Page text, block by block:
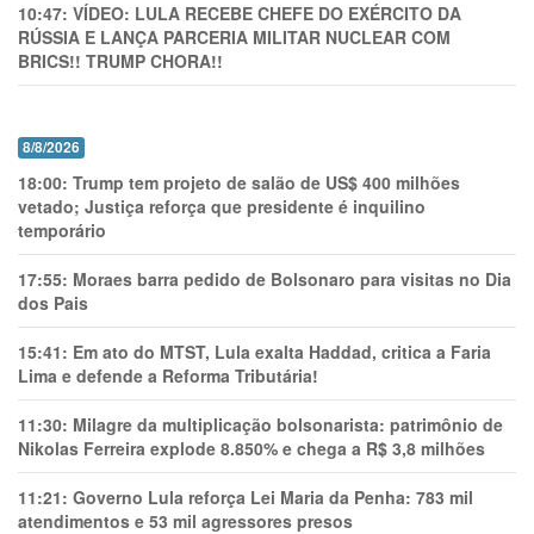
10:47: VÍDEO: LULA RECEBE CHEFE DO EXÉRCITO DA
RÚSSIA E LANÇA PARCERIA MILITAR NUCLEAR COM
BRICS!! TRUMP CHORA!!
8/8/2026
18:00: Trump tem projeto de salão de US$ 400 milhões
vetado; Justiça reforça que presidente é inquilino
temporário
17:55: Moraes barra pedido de Bolsonaro para visitas no Dia
dos Pais
15:41: Em ato do MTST, Lula exalta Haddad, critica a Faria
Lima e defende a Reforma Tributária!
11:30: Milagre da multiplicação bolsonarista: patrimônio de
Nikolas Ferreira explode 8.850% e chega a R$ 3,8 milhões
11:21: Governo Lula reforça Lei Maria da Penha: 783 mil
atendimentos e 53 mil agressores presos